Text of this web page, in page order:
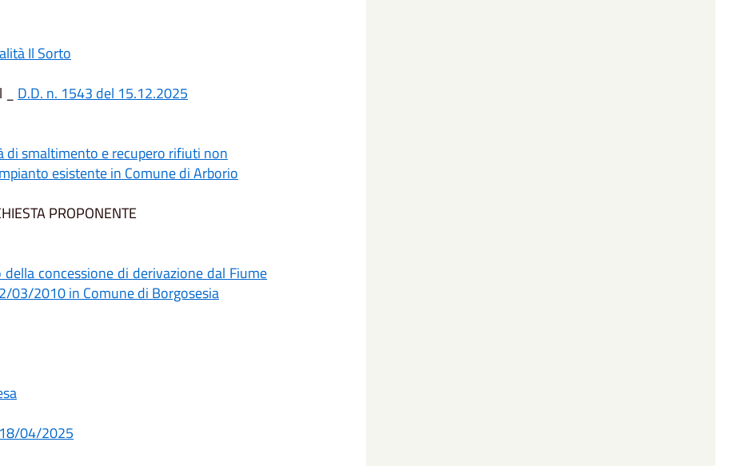
Il Sorto
D.D. n. 1543 del 15.12.2025
smaltimento e recupero rifiuti non
esistente in Comune di Arborio
PROPONENTE
concessione di derivazione dal Fiume
03/2010 in Comune di Borgosesia
04/2025